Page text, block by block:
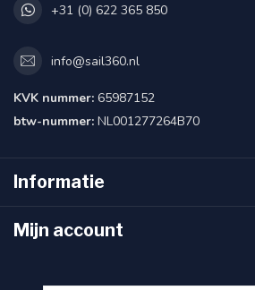
+31 (0) 622 365 850
info@sail360.nl
KVK nummer: 65987152
btw-nummer: NL001277264B70
Informatie
Mijn account